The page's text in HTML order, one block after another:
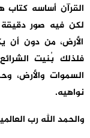
القرآن أساسه كتاب
لكن فيه صور دقيقة
الأرض، من دون أن
فلذلك بُنيت
السموات والأرض،
نواهيه.
والحمد الله رب